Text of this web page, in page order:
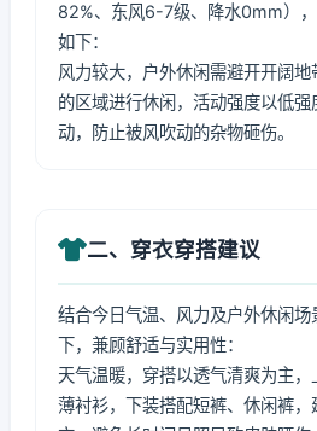
82%、东风6-7级、降水0mm）
如下：
风力较大，户外休闲需避开开阔
的区域进行休闲，活动强度以低
动，防止被风吹动的杂物砸伤。
二、穿衣穿搭建议
结合今日气温、风力及户外休闲
下，兼顾舒适与实用性：
天气温暖，穿搭以透气清爽为主，
薄衬衫，下装搭配短裤、休闲裤